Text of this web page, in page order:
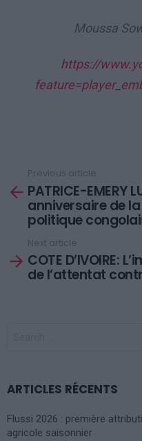
Moussa
https://
more
Previous article
PATRICE-EMERY
anniversaire de
politique
Next article
COTE D’IVOIRE:
de l’attentat
ARTICLES RÉCENTS
Flussi 2026 : première
agricole saisonnier